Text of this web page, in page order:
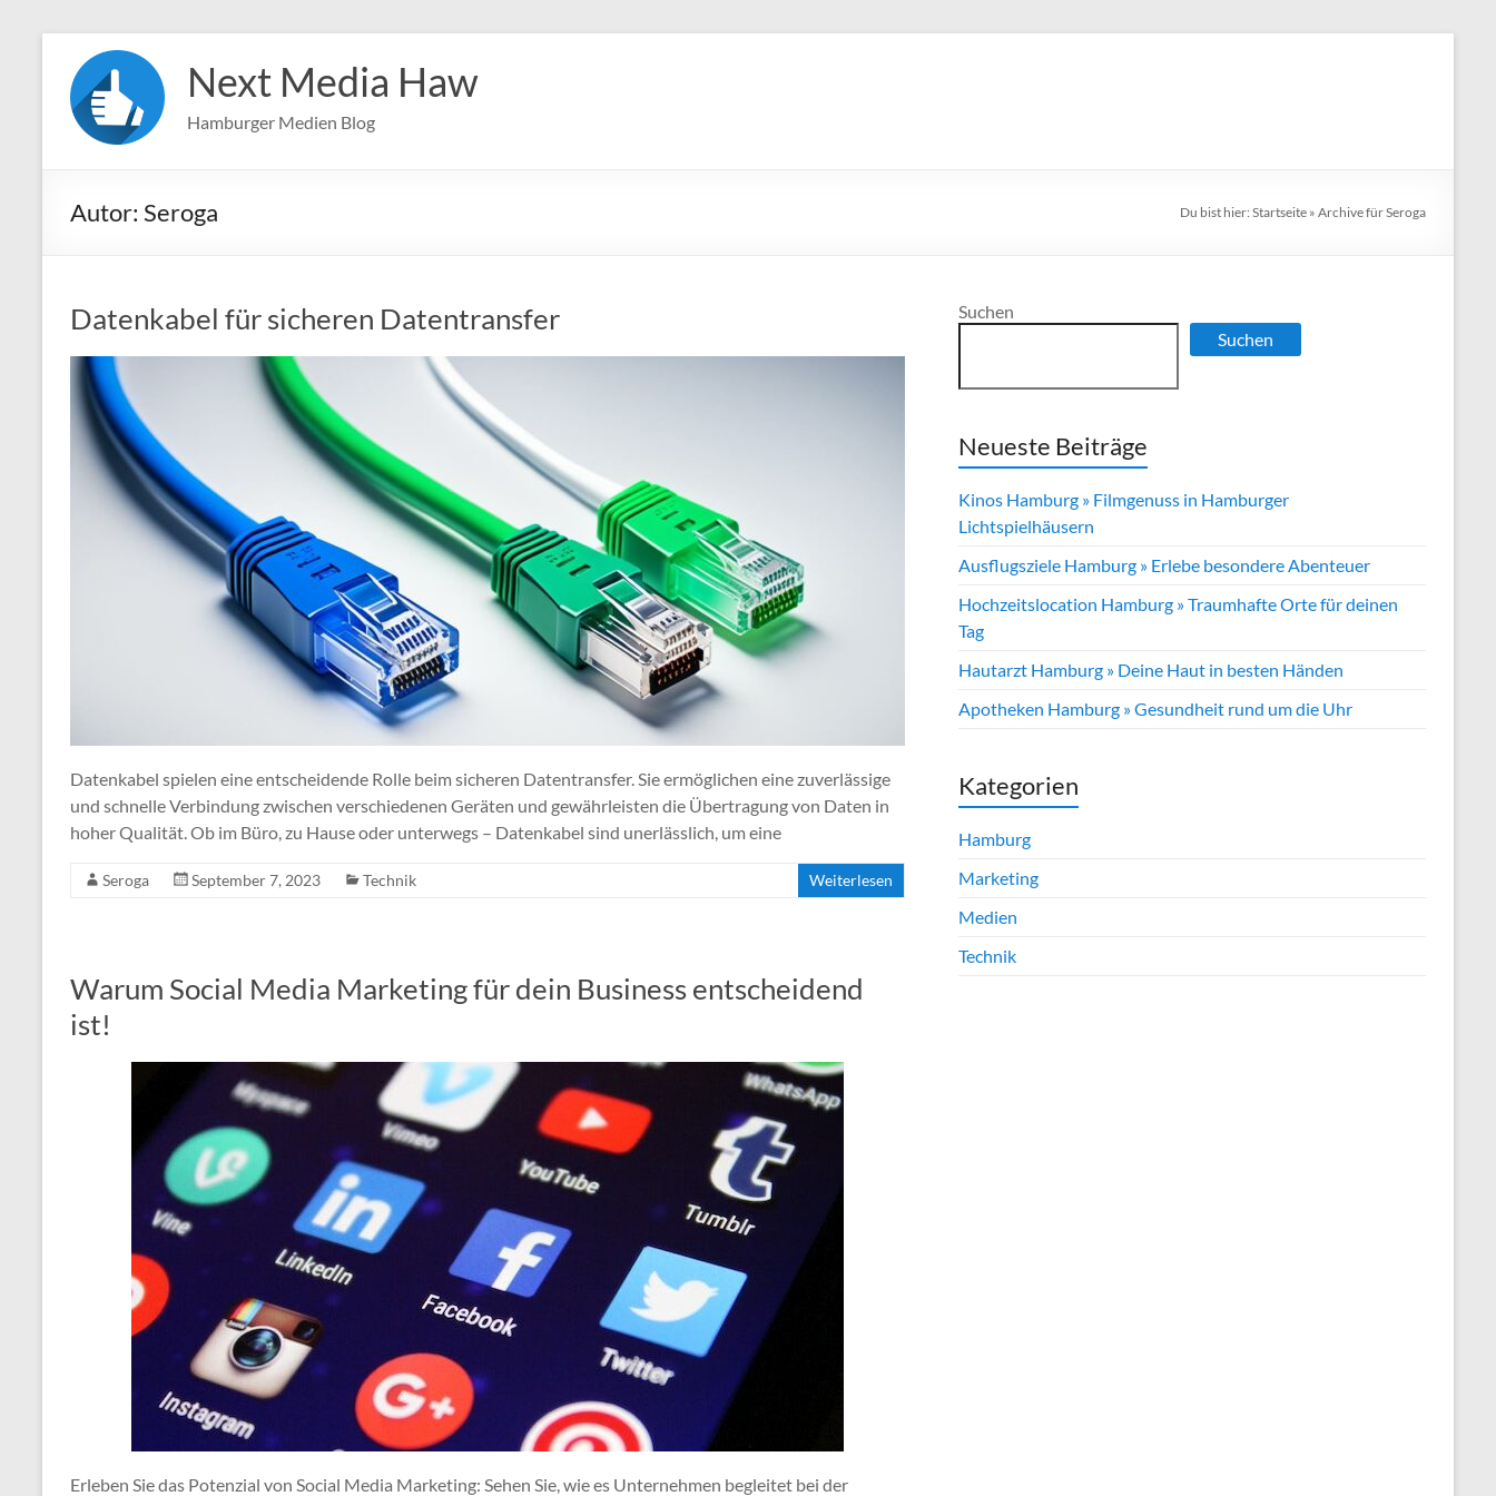
Inhalt
springen
Next Media Haw
Hamburger Medien Blog
Autor: Seroga Du bist hier: Startseite » Archive für Seroga
Datenkabel für sicheren Datentransfer
Datenkabel spielen eine entscheidende Rolle beim sicheren Datentransfer. Sie ermöglichen eine zuverlässige
und schnelle Verbindung zwischen verschiedenen Geräten und gewährleisten die Übertragung von Daten in
hoher Qualität. Ob im Büro, zu Hause oder unterwegs – Datenkabel sind unerlässlich, um eine
Seroga September 7, 2023 Technik Weiterlesen
Warum Social Media Marketing für dein Business entscheidend
ist!
Erleben Sie das Potenzial von Social Media Marketing: Sehen Sie, wie es Unternehmen begleitet bei der
Suchen
Suchen
Neueste Beiträge
Kinos Hamburg » Filmgenuss in Hamburger
Lichtspielhäusern
Ausflugsziele Hamburg » Erlebe besondere Abenteuer
Hochzeitslocation Hamburg » Traumhafte Orte für deinen
Tag
Hautarzt Hamburg » Deine Haut in besten Händen
Apotheken Hamburg » Gesundheit rund um die Uhr
Kategorien
Hamburg
Marketing
Medien
Technik